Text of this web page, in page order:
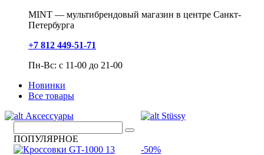
MINT — мультибрендовый магазин в центре Санкт-
Петербурга
+7 812 449-51-71
Пн-Вс: с 11-00 до 21-00
Новинки
Все товары
Аксессуары
Stüssy
ПОПУЛЯРНОЕ
-50%